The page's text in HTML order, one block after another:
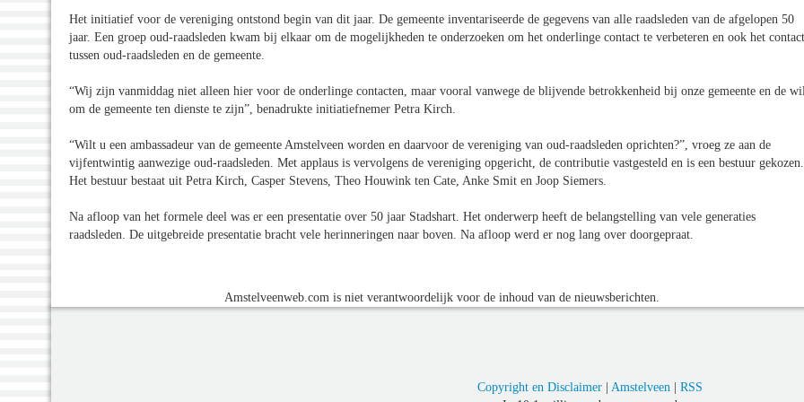
Het initiatief voor de vereniging ontstond begin van dit jaar. De gemeente inventariseerde de gegevens van alle raadsleden van de afgelopen 50
jaar. Een groep oud-raadsleden kwam bij elkaar om de mogelijkheden te onderzoeken om het onderlinge contact te verbeteren en ook het contact
tussen oud-raadsleden en de gemeente.
“Wij zijn vanmiddag niet alleen hier voor de onderlinge contacten, maar vooral vanwege de blijvende betrokkenheid bij onze gemeente en de
om de gemeente ten dienste te zijn”, benadrukte initiatiefnemer Petra Kirch.
“Wilt u een ambassadeur van de gemeente Amstelveen worden en daarvoor de vereniging van oud-raadsleden oprichten?”, vroeg ze aan de
vijfentwintig aanwezige oud-raadsleden. Met applaus is vervolgens de vereniging opgericht, de contributie vastgesteld en is een bestuur gekozen.
Het bestuur bestaat uit Petra Kirch, Casper Stevens, Theo Houwink ten Cate, Anke Smit en Joop Siemers.
Na afloop van het formele deel was er een presentatie over 50 jaar Stadshart. Het onderwerp heeft de belangstelling van vele generaties
raadsleden. De uitgebreide presentatie bracht vele herinneringen naar boven. Na afloop werd er nog lang over doorgepraat.
Amstelveenweb.com is niet verantwoordelijk voor de inhoud van de nieuwsberichten.
Copyright en Disclaimer| Amstelveen | RSS